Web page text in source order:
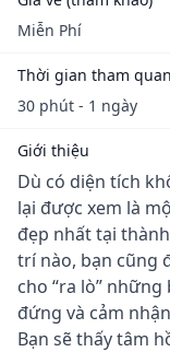
Miễn Phí
Thời gian tham
30 phút - 1 ngày
Giới thiệu
Dù có diện tích
lại được xem là
đẹp nhất tại
trí nào, bạn cũng
cho “ra lò”
đứng và cảm
Bạn sẽ thấy tâm